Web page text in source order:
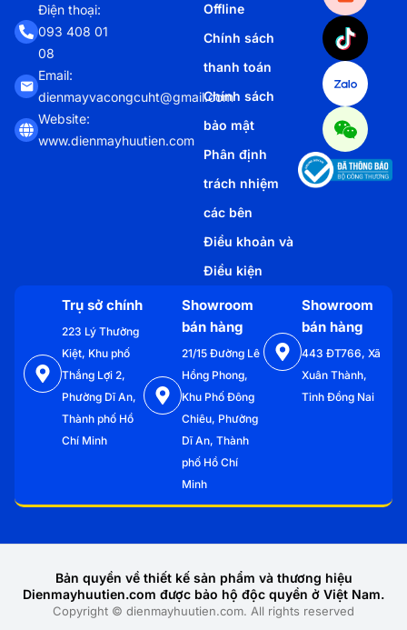
Điện thoại:
093 408 01
08
Email:
dienmayvacongcuht@gmail.com
Website:
www.dienmayhuutien.com
Offline
Chính sách
thanh toán
Chính sách
bảo mật
Phân định
trách nhiệm
các bên
Điều khoản và
Điều kiện
Trụ sở chính
223 Lý Thường
Kiệt, Khu phố
Thắng Lợi 2,
Phường Dĩ An,
Thành phố Hồ
Chí Minh
Showroom
bán hàng
21/15 Đường Lê
Hồng Phong,
Khu Phố Đông
Chiêu, Phường
Dĩ An, Thành
phố Hồ Chí
Minh
Showroom
bán hàng
443 ĐT766, Xã
Xuân Thành,
Tỉnh Đồng Nai
Copyright © dienmayhuutien.com. All rights reserved
Bản quyền về thiết kế sản phẩm và thương hiệu
Dienmayhuutien.com được bảo hộ độc quyền ở Việt Nam.